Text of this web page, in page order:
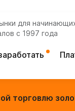
для
с 1997 года
торговлю